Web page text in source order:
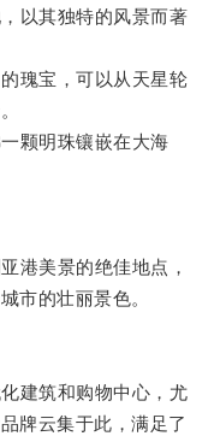
以其独特的风景而著
瑰宝，可以从天星轮
颗明珠镶嵌在大海
美景的绝佳地点，
市的壮丽景色。
建筑和购物中心，尤
牌云集于此，满足了